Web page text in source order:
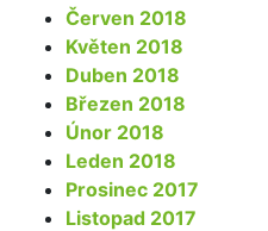
Červen 2018
Květen 2018
Duben 2018
Březen 2018
Únor 2018
Leden 2018
Prosinec 2017
Listopad 2017